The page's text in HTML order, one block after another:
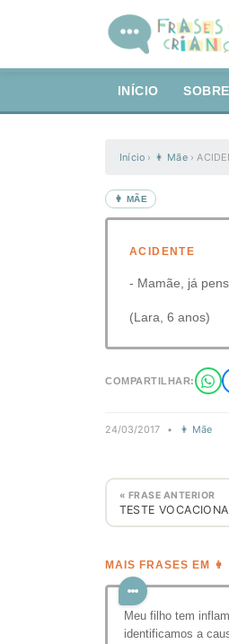
INÍCIO SOBRE
Início › 👩 Mãe ›
👩 MÃE
ACIDENTE
- Mamãe, já
(Lara, 6 anos)
COMPARTILHAR:
24/03/2017 • 👩 Mãe
« FRASE ANTERIOR
TESTE
MAIS FRASES EM 👩
Meu filho tem
identificamos a